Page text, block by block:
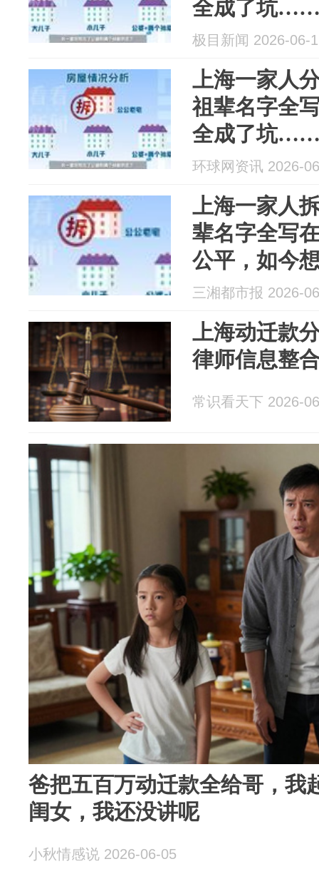
全成了坑
极目新闻 2026-06-
上海一家人
祖辈名字全
全成了坑
环球网资讯 2026-
上海一家人
辈名字全写
公平，如今
法律程序才
三湘都市报 2026-
上海动迁款
律师信息整
常识看天下 2026-
爸把五百万动迁款全给哥，我
闺女，我还没讲呢
小秋情感说 2026-06-05